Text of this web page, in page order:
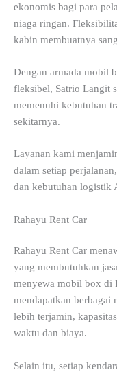
ekonomis bagi para
niaga ringan.
kabin membuatnya
Dengan armada mobil
fleksibel, Satrio Langit
memenuhi kebutuhan
sekitarnya.
Layanan kami
dalam setiap
dan kebutuhan logistik
Rahayu Rent Car
Rahayu Rent Car
yang membutuhkan
menyewa mobil box di
mendapatkan berbagai
lebih terjamin,
waktu dan biaya.
Selain itu, setiap